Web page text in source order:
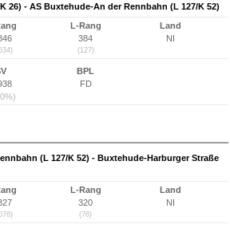
26) - AS Buxtehude-An der Rennbahn (L 127/K 52)
L-Rang
384
(127)
Land
NI
BPL
FD
(L 127/K 52) - Buxtehude-Harburger Straße
L-Rang
320
(76)
Land
NI